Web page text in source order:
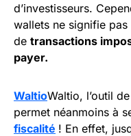
d’investisseurs.
wallets ne signifie pas
de transactions
payer.
WaltioWaltio, l’outil
permet néanmoins à
fiscalité ! En effet,